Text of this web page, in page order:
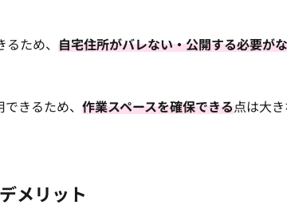
ため、 自宅住所がバレない・公開する必要が
きるため、 作業スペースを確保できる点は大き
メリット